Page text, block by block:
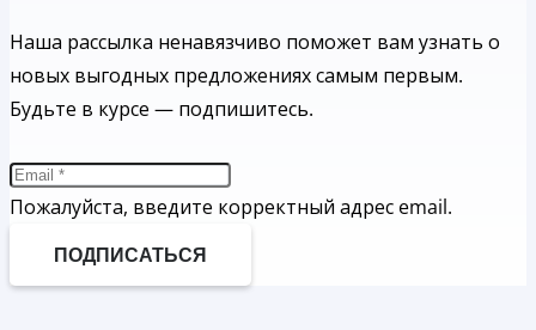
Наша рассылка ненавязчиво поможет вам узнать о
новых выгодных предложениях самым первым.
Будьте в курсе — подпишитесь.
Пожалуйста, введите корректный адрес email.
ПОДПИСАТЬСЯ